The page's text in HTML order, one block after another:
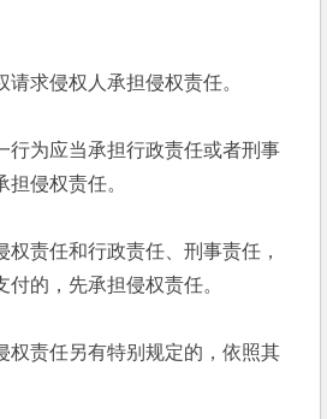
求侵权人承担侵权责任。
行为应当承担行政责任或者刑事
侵权责任。
权责任和行政责任、刑事责任，
的，先承担侵权责任。
权责任另有特别规定的，依照其